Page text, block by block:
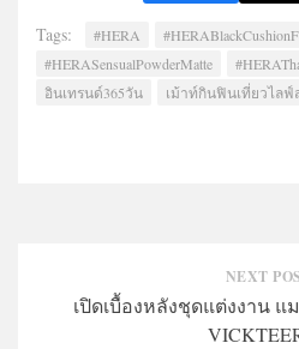
Tags: #HERA
#HERASensualPowderMatte
อินเทรนด์365วัน
เม้าท์กินฟินเที่ยวไลฟ์
NEXT
เปิดเบื้องหลังชุดแต่งงาน